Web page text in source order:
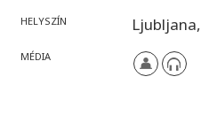
HELYSZÍN Ljubljana,
MÉDIA